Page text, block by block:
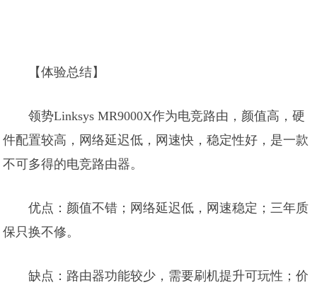
【体验总结】
领势Linksys MR9000X作为电竞路由，颜值高，硬
件配置较高，网络延迟低，网速快，稳定性好，是一款
不可多得的电竞路由器。
优点：颜值不错；网络延迟低，网速稳定；三年质
保只换不修。
缺点：路由器功能较少，需要刷机提升可玩性；价